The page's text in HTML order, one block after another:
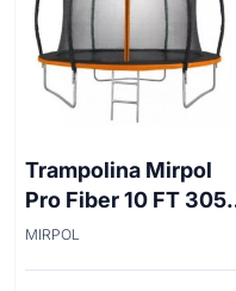
Trampolina Mirpol
Pro Fiber 10 FT 305
cm + siatka
MIRPOL